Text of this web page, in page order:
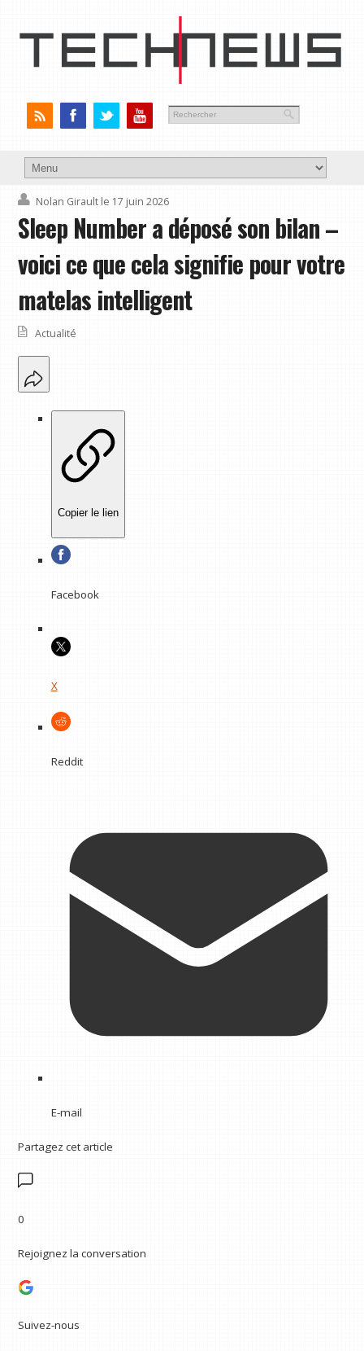
Nolan Girault le 17 juin 2026
Sleep Number a déposé son bilan –
voici ce que cela signifie pour votre
matelas intelligent
Actualité
Copier le lien
Facebook
X
Reddit
E-mail
Partagez cet article
0
Rejoignez la conversation
Suivez-nous